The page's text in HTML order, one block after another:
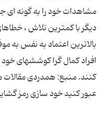
مشاهدات خود را به گونه ای
دیگر با كمترین تلاش ،
بالاترین اعتماد به نفس به
افراد كمال گرا كوششهای خود
كنند. منبع: همدردی مقالات
عبور کنید خود سازی رمز